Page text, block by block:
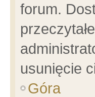
forum.
usunięcie
Góra